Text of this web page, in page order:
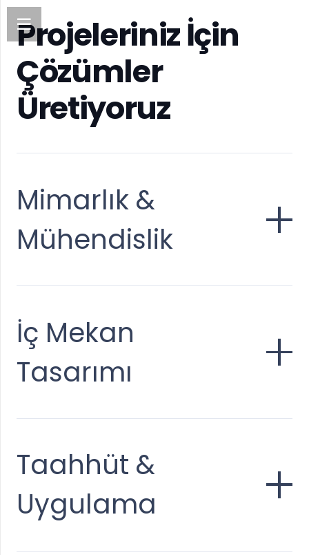
Projeleriniz İçin
Çözümler
Üretiyoruz
Mimarlık &
Mühendislik
İç Mekan
Tasarımı
Taahhüt &
Uygulama